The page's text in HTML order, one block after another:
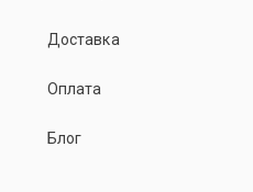
Доставка
Оплата
Блог